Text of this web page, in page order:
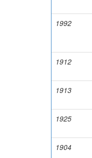
1992
1912
1913
1925
1904